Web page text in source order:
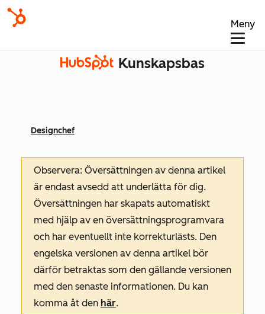
Meny
Kunskapsbas
Designchef
Observera: Översättningen av denna artikel
är endast avsedd att underlätta för dig.
Översättningen har skapats automatiskt
med hjälp av en översättningsprogramvara
och har eventuellt inte korrekturlästs. Den
engelska versionen av denna artikel bör
därför betraktas som den gällande versionen
med den senaste informationen. Du kan
komma åt den här.